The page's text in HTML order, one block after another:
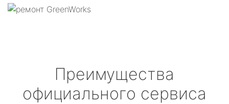
Преимущества
официального сервиса